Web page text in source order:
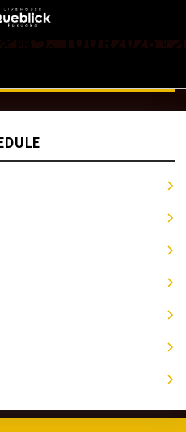
喰う。 TOUR2026 『